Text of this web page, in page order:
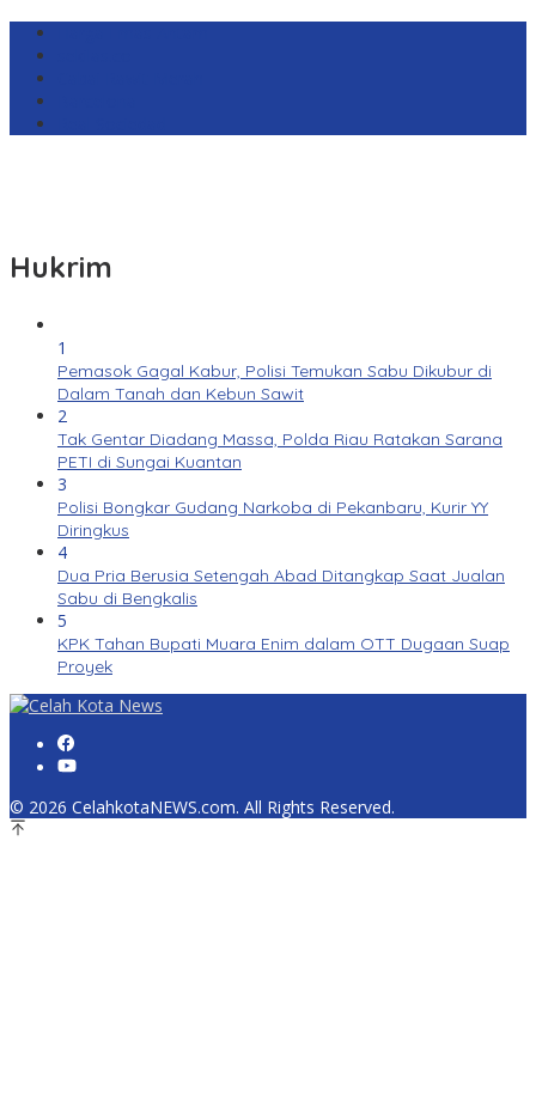
Hukrim
1
Pemasok Gagal Kabur, Polisi Temukan Sabu Dikubur di
Dalam Tanah dan Kebun Sawit
2
Tak Gentar Diadang Massa, Polda Riau Ratakan Sarana
PETI di Sungai Kuantan
3
Polisi Bongkar Gudang Narkoba di Pekanbaru, Kurir YY
Diringkus
4
Dua Pria Berusia Setengah Abad Ditangkap Saat Jualan
Sabu di Bengkalis
5
KPK Tahan Bupati Muara Enim dalam OTT Dugaan Suap
Proyek
© 2026 CelahkotaNEWS.com. All Rights Reserved.